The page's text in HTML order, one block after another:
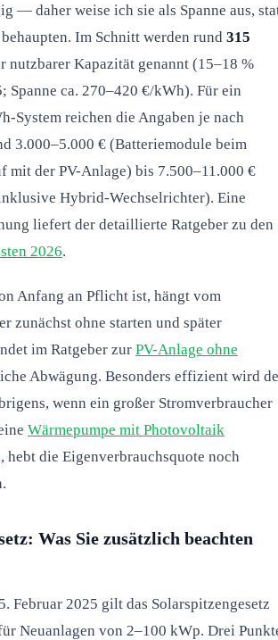
— daher weise ich sie als Spanne aus,
Im Schnitt werden rund 315
nutzbarer Kapazität genannt (15–18 %
Spanne ca. 270–420 €/kWh). Für ein
System reichen die Angaben je nach
3.000–5.000 € (Batteriemodule beim
mit der PV-Anlage) bis 7.500–11.000 €
Hybrid-Wechselrichter). Eine
liefert der detaillierte Ratgeber zu den
2026.
Anfang an Pflicht ist, hängt vom
zunächst ohne starten und später
im Ratgeber zur PV-Anlage ohne
Abwägung. Besonders effizient wird
wenn ein großer Stromverbraucher
Wärmepumpe mit Photovoltaik
hebt die Eigenverbrauchsquote noch
Was Sie zusätzlich beachten
Februar 2025 gilt das Solarspitzengesetz
Neuanlagen von 2–100 kWp. Drei